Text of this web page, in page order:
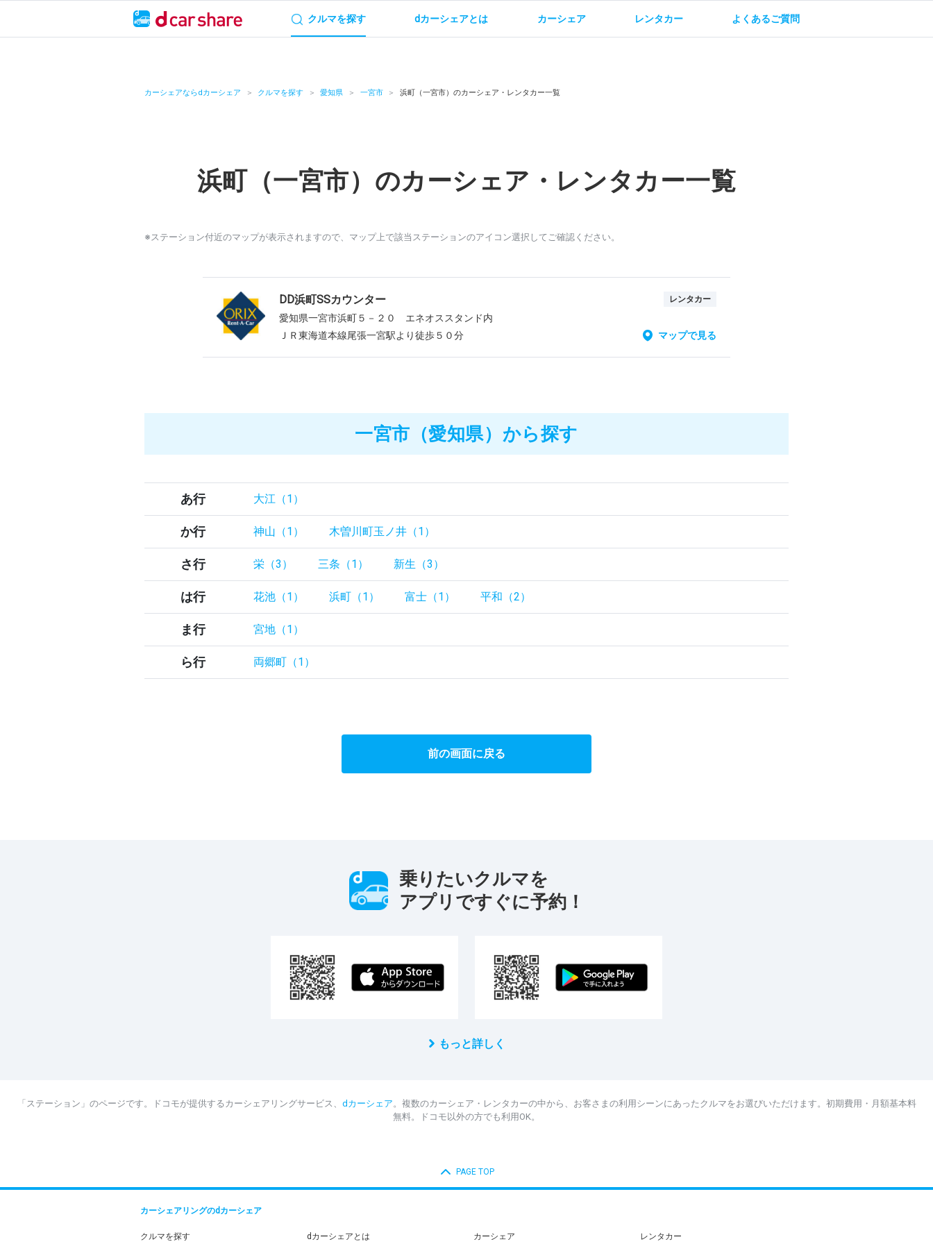
クルマを探す dカーシェアとは カーシェア レンタカー よくあるご質問
カーシェアならdカーシェア クルマを探す 愛知県 一宮市 浜町（一宮市）のカーシェア・レンタカー一覧
浜町（一宮市）のカーシェア・レンタカー一覧
※ステーション付近のマップが表示されますので、マップ上で該当ステーションのアイコン選択してご確認ください。
DD浜町SSカウンター レンタカー
愛知県一宮市浜町５－２０ エネオススタンド内
ＪＲ東海道本線尾張一宮駅より徒歩５０分
マップで見る
一宮市（愛知県）から探す
あ行 大江（1）
か行 神山（1） 木曽川町玉ノ井（1）
さ行 栄（3） 三条（1） 新生（3）
は行 花池（1） 浜町（1） 富士（1） 平和（2）
ま行 宮地（1）
ら行 両郷町（1）
前の画面に戻る
乗りたいクルマを
アプリですぐに予約！
もっと詳しく
「ステーション」のページです。ドコモが提供するカーシェアリングサービス、 dカーシェア。複数のカーシェア・レンタカーの中から、お客さまの利用シーンにあったクルマをお選びいただけます。初期費用・月額基本料
無料。ドコモ以外の方でも利用OK。
PAGE TOP
カーシェアリングのdカーシェア
クルマを探す dカーシェアとは カーシェア レンタカー
よくあるご質問・お問い合わせ